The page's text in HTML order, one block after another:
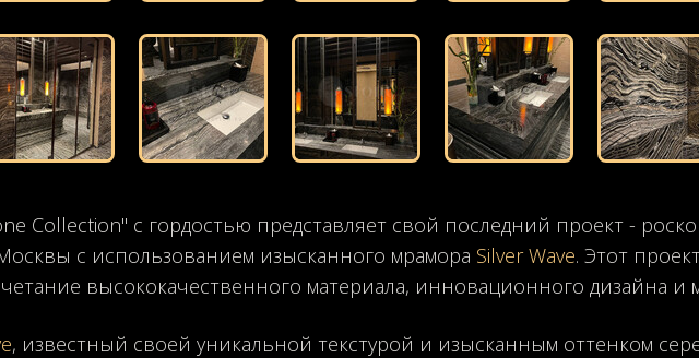
Collection" с гордостью представляет свой последний проект -
с использованием изысканного мрамора Silver Wave. Этот
высококачественного материала, инновационного дизайна и
, известный своей уникальной текстурой и изысканным оттенком